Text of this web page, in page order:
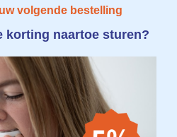
volgende bestelling
korting naartoe sturen?